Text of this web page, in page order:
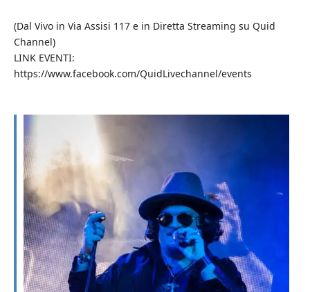
(Dal Vivo in Via Assisi 117 e in Diretta Streaming su Quid
Channel)
LINK EVENTI:
https://www.facebook.com/QuidLivechannel/events